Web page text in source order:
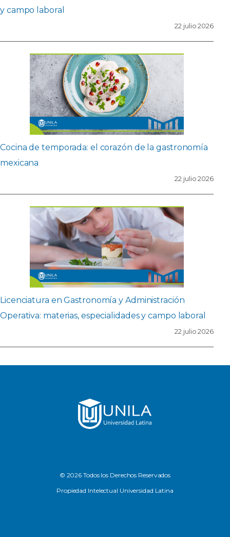
y campo laboral
22 julio 2026
Cocina de temporada: el corazón de la gastronomía
mexicana
22 julio 2026
Licenciatura en Gastronomía y Administración
Operativa: materias, especialidades y campo laboral
22 julio 2026
© 2026 Todos los Derechos Reservados
Propiedad Intelectual Universidad Latina